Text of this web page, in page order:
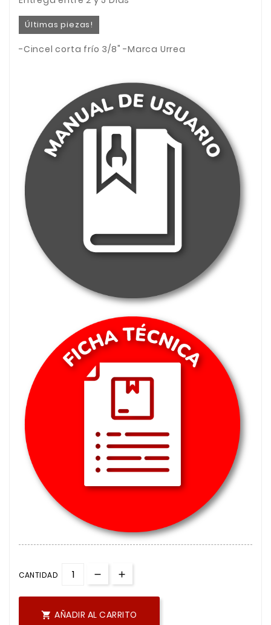
Últimas piezas!
-Cincel corta frío 3/8" -Marca Urrea
CANTIDAD
 AÑADIR AL CARRITO